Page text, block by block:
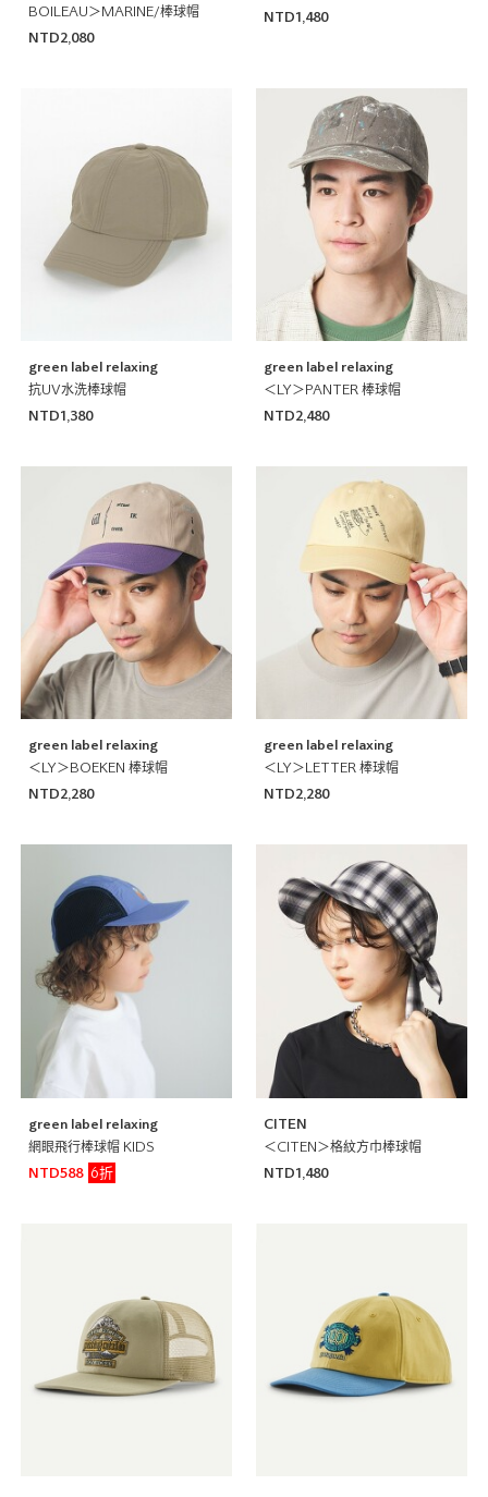
BOILEAU＞MARINE/棒球帽
NTD2,080
NTD1,480
green label relaxing
抗UV水洗棒球帽
NTD1,380
green label relaxing
＜LY＞PANTER 棒球帽
NTD2,480
green label relaxing
＜LY＞BOEKEN 棒球帽
NTD2,280
green label relaxing
＜LY＞LETTER 棒球帽
NTD2,280
green label relaxing
網眼飛行棒球帽 KIDS
NTD588
6折
CITEN
＜CITEN＞格紋方巾棒球帽
NTD1,480